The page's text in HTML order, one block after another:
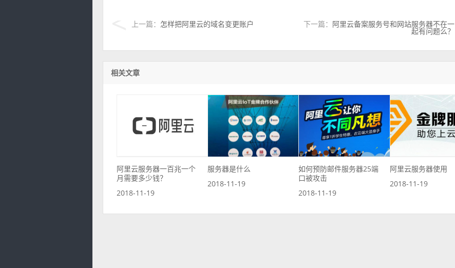
上一篇： 怎样把阿里云的域名变更账户 下一篇： 阿里云备案服务号和网站服务器不在一
起有问题么？
相关文章
阿里云服务器一百兆一个
月需要多少钱？
2018-11-19
服务器是什么
2018-11-19
如何预防邮件服务器25端
口被攻击
2018-11-19
阿里云服务器使用
2018-11-19